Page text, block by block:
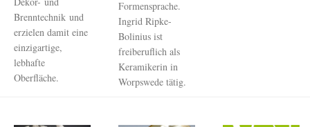
Brenntechnik und
erzielen damit eine
einzigartige,
lebhafte
Oberfläche.
Formensprache.
Ingrid Ripke-
Bolinius ist
freiberuflich als
Keramikerin in
Worpswede tätig.